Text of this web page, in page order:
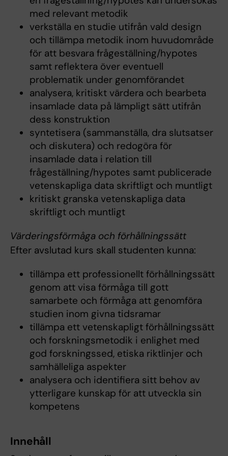
med relevant metodik
verkställa en studie utifrån vald design
och tillämpa metodik inom huvudområde
för att besvara frågeställning/hypotes
samt reflektera över eventuell
problematik under genomförandet
analysera, kritiskt värdera och bearbeta
insamlade data på lämpligt sätt utifrån
dess konstruktion
syntetisera (sammanställa, dra slutsatser
och diskutera) och redogöra för
insamlade data i relation till
frågeställning/hypotes samt publicerade
vetenskapliga data skriftligt och muntligt
kritiskt granska vetenskapliga data
skriftligt och muntligt
Värderingsförmåga och förhållningssätt
Efter avslutad kurs skall studenten kunna:
tillämpa ett professionellt förhållningssätt
genom att visa förmåga till gott
samarbete och förmåga att genomföra
studien inom givna tidsramar
tillämpa ett vetenskapligt förhållningssätt
och forskningsmetodik i enlighet med
god forskningssed, etiska riktlinjer och
samhälleliga aspekter
analysera och identifiera sitt behov av
ytterligare kunskap för att utveckla sin
kompetens
Innehåll